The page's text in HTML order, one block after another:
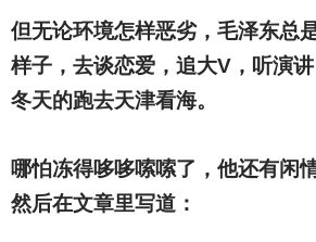
但无论环境怎样恶劣，毛泽东总
样子，去谈恋爱，追大V，听演
冬天的跑去天津看海。
哪怕冻得哆哆嗦嗦了，他还有闲
然后在文章里写道：